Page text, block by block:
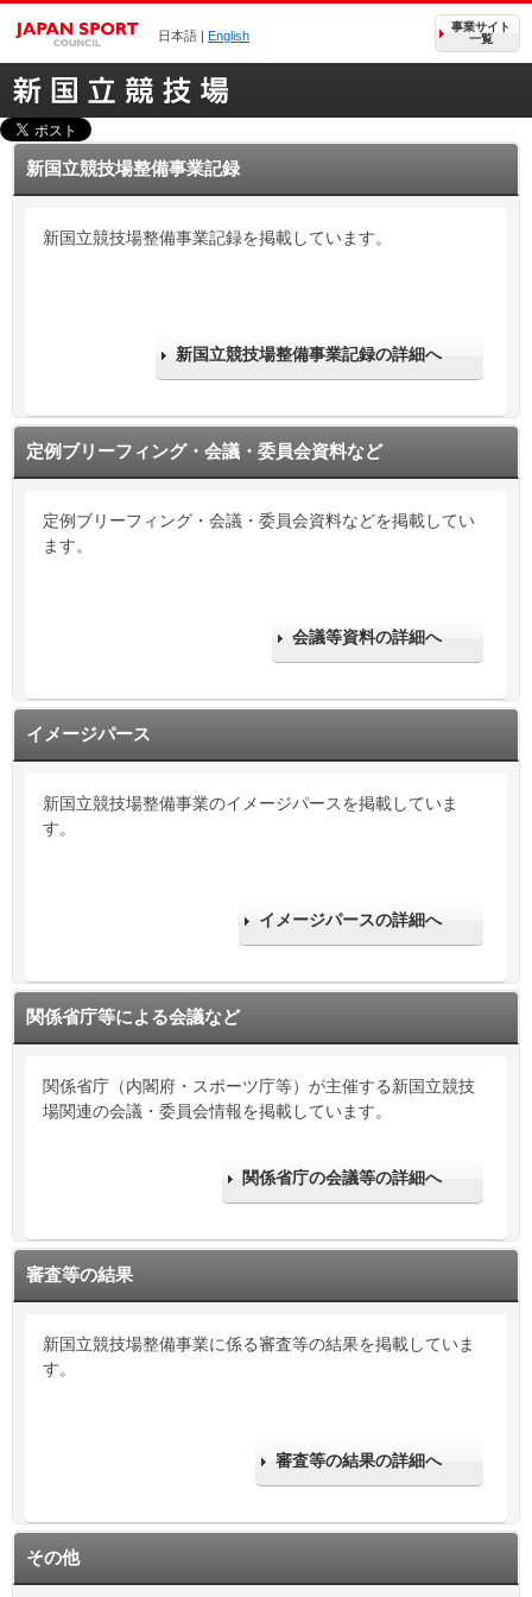
日本語 | English
事業サイト
一覧
新国立競技場整備事業記録
新国立競技場整備事業記録を掲載しています。
新国立競技場整備事業記録の詳細へ
定例ブリーフィング・会議・委員会資料など
定例ブリーフィング・会議・委員会資料などを掲載してい
ます。
会議等資料の詳細へ
イメージパース
新国立競技場整備事業のイメージパースを掲載していま
す。
イメージパースの詳細へ
関係省庁等による会議など
関係省庁（内閣府・スポーツ庁等）が主催する新国立競技
場関連の会議・委員会情報を掲載しています。
関係省庁の会議等の詳細へ
審査等の結果
新国立競技場整備事業に係る審査等の結果を掲載していま
す。
審査等の結果の詳細へ
その他